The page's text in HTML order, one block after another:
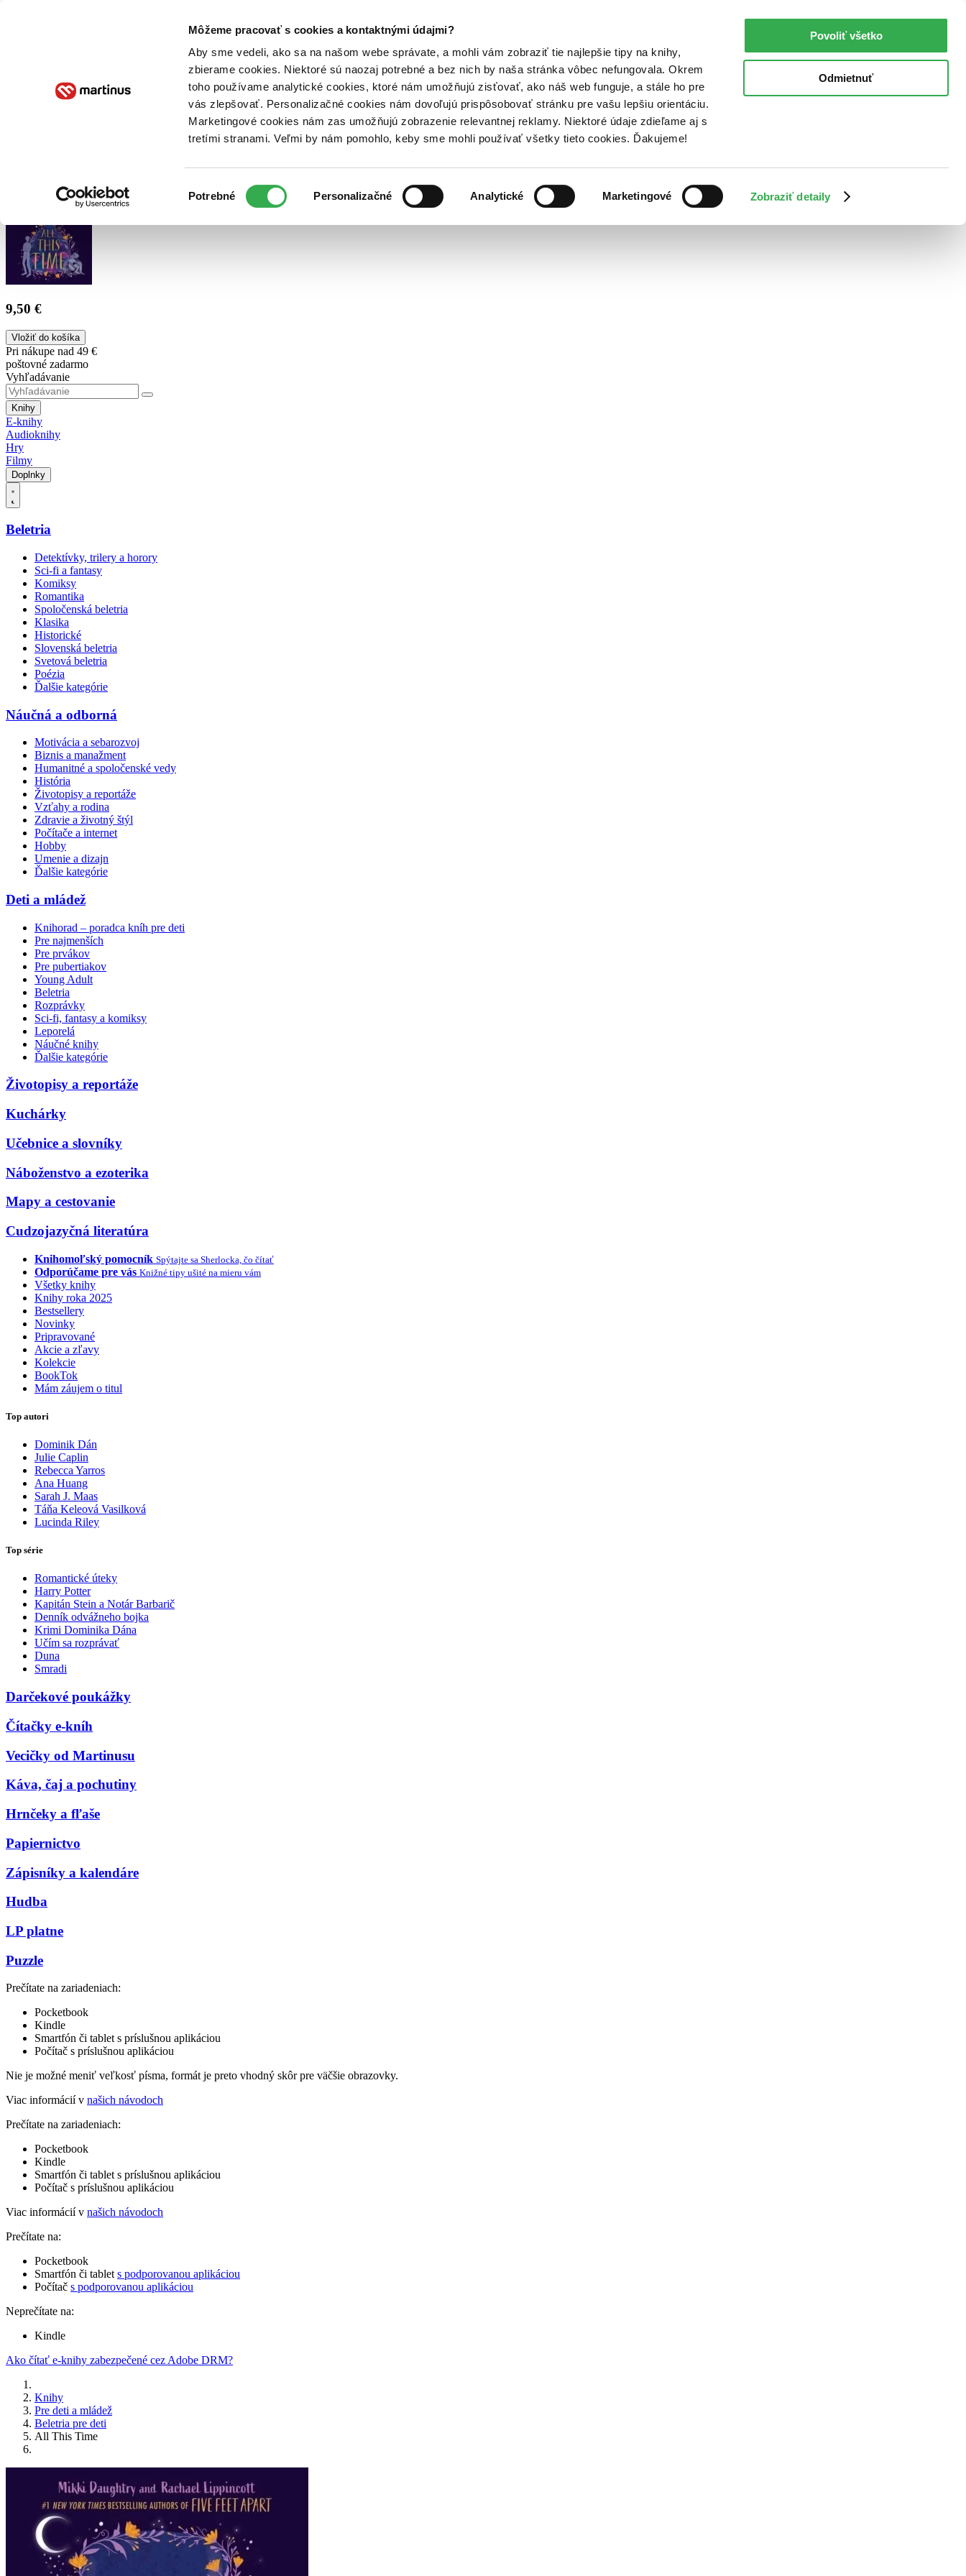
Môžeme pracovať s cookies a kontaktnými údajmi?
Aby sme vedeli, ako sa na našom webe správate, a mohli vám zobraziť tie najlepšie tipy na knihy,
zbierame cookies. Niektoré sú naozaj potrebné a bez nich by naša stránka vôbec nefungovala. Okrem
toho používame analytické cookies, ktoré nám umožňujú zisťovať, ako náš web funguje, a stále ho pre
vás zlepšovať. Personalizačné cookies nám dovoľujú prispôsobovať stránku pre vašu lepšiu orientáciu.
Marketingové cookies nám zas umožňujú zobrazenie relevantnej reklamy. Niektoré údaje zdieľame aj s
tretími stranami. Veľmi by nám pomohlo, keby sme mohli používať všetky tieto cookies. Ďakujeme!
súhlasu
Potrebné Personalizačné Analytické Marketingové Zobraziť detaily
Povoliť všetko
Odmietnuť
Poukážky Kontakt
9,50 €
Vložiť do košíka
Pri nákupe nad 49 €
poštovné zadarmo
Vyhľadávanie
Knihy
E-knihy
Audioknihy
Hry
Filmy
Doplnky
Beletria
Detektívky, trilery a horory
Sci-fi a fantasy
Komiksy
Romantika
Spoločenská beletria
Klasika
Historické
Slovenská beletria
Svetová beletria
Poézia
Ďalšie kategórie
Náučná a odborná
Motivácia a sebarozvoj
Biznis a manažment
Humanitné a spoločenské vedy
História
Životopisy a reportáže
Vzťahy a rodina
Zdravie a životný štýl
Počítače a internet
Hobby
Umenie a dizajn
Ďalšie kategórie
Deti a mládež
Knihorad – poradca kníh pre deti
Pre najmenších
Pre prvákov
Pre pubertiakov
Young Adult
Beletria
Rozprávky
Sci-fi, fantasy a komiksy
Leporelá
Náučné knihy
Ďalšie kategórie
Životopisy a reportáže
Kuchárky
Učebnice a slovníky
Náboženstvo a ezoterika
Mapy a cestovanie
Cudzojazyčná literatúra
Knihomoľský pomocník Spýtajte sa Sherlocka, čo čítať
Odporúčame pre vás Knižné tipy ušité na mieru vám
Všetky knihy
Knihy roka 2025
Bestsellery
Novinky
Pripravované
Akcie a zľavy
Kolekcie
BookTok
Mám záujem o titul
Top autori
Dominik Dán
Julie Caplin
Rebecca Yarros
Ana Huang
Sarah J. Maas
Táňa Keleová Vasilková
Lucinda Riley
Top série
Romantické úteky
Harry Potter
Kapitán Stein a Notár Barbarič
Denník odvážneho bojka
Krimi Dominika Dána
Učím sa rozprávať
Duna
Smradi
Darčekové poukážky
Čítačky e-kníh
Vecičky od Martinusu
Káva, čaj a pochutiny
Hrnčeky a fľaše
Papiernictvo
Zápisníky a kalendáre
Hudba
LP platne
Puzzle
Prečítate na zariadeniach:
Pocketbook
Kindle
Smartfón či tablet s príslušnou aplikáciou
Počítač s príslušnou aplikáciou
Nie je možné meniť veľkosť písma, formát je preto vhodný skôr pre väčšie obrazovky.
Viac informácií v našich návodoch
Prečítate na zariadeniach:
Pocketbook
Kindle
Smartfón či tablet s príslušnou aplikáciou
Počítač s príslušnou aplikáciou
Viac informácií v našich návodoch
Prečítate na:
Pocketbook
Smartfón či tablet s podporovanou aplikáciou
Počítač s podporovanou aplikáciou
Neprečítate na:
Kindle
Ako čítať e-knihy zabezpečené cez Adobe DRM?
Knihy
Pre deti a mládež
Beletria pre deti
All This Time